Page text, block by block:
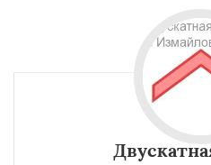
Томилино
Черкизово
Даю согласие на